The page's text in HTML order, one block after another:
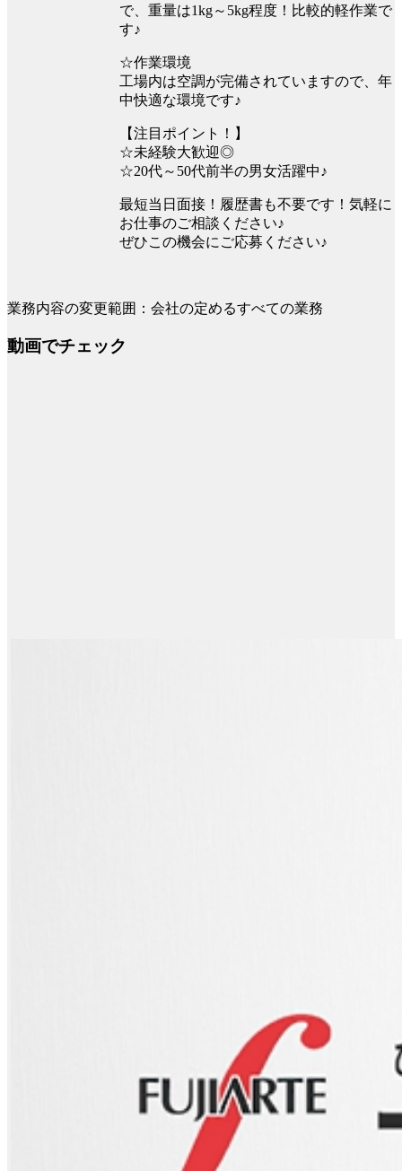
で、重量は1kg～5kg程度！比較的軽作業で
す♪
☆作業環境
工場内は空調が完備されていますので、年
中快適な環境です♪
【注目ポイント！】
☆未経験大歓迎◎
☆20代～50代前半の男女活躍中♪
最短当日面接！履歴書も不要です！気軽に
お仕事のご相談ください♪
ぜひこの機会にご応募ください♪
業務内容の変更範囲：会社の定めるすべての業務
動画でチェック